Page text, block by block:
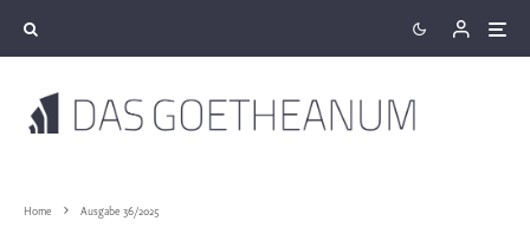
Home Ausgabe 36/2025